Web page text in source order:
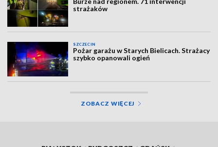
strażaków
SZCZECIN
Pożar garażu w Starych Bielicach. Strażacy
szybko opanowali ogień
ZOBACZ WIĘCEJ